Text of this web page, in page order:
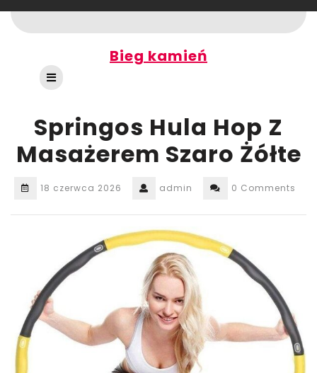
to
content
Bieg kamień
Open
Button
Springos Hula Hop Z
Masażerem Szaro Żółte
18 czerwca 2026 admin 0 Comments